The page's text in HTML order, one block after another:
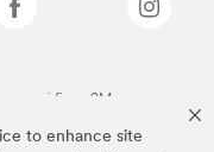
to enhance site
firmy 3M.